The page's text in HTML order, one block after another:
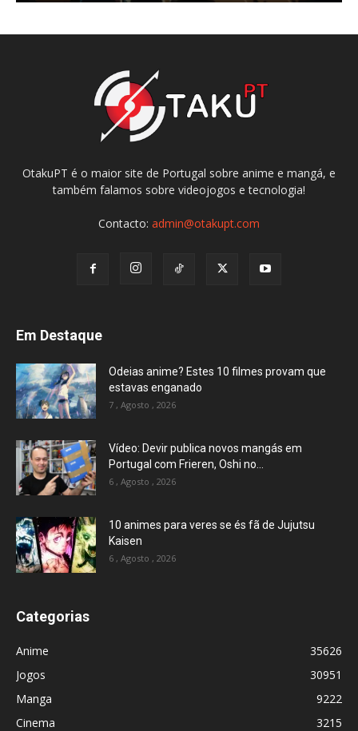
OtakuPT é o maior site de Portugal sobre anime e mangá, e
também falamos sobre videojogos e tecnologia!
Contacto: admin@otakupt.com
Em Destaque
Odeias anime? Estes 10 filmes provam que
estavas enganado
7 , Agosto , 2026
Vídeo: Devir publica novos mangás em
Portugal com Frieren, Oshi no...
6 , Agosto , 2026
10 animes para veres se és fã de Jujutsu
Kaisen
6 , Agosto , 2026
Categorias
Anime
35626
Jogos
30951
Manga
9222
Cinema
3215